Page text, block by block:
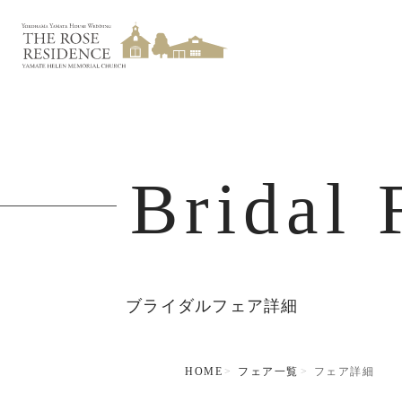
Bridal
ブライダルフェア詳細
HOME フェア一覧 フェア詳細